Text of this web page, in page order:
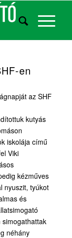
en
az SHF
kutyás
iskolája című
Viki
kézműves
nyuszit, tyúkot
és
néhány